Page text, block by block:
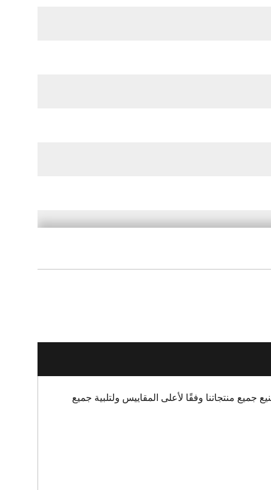
جميع منتجاتنا وفقًا لأعلى المقاييس ولتلبية جميع